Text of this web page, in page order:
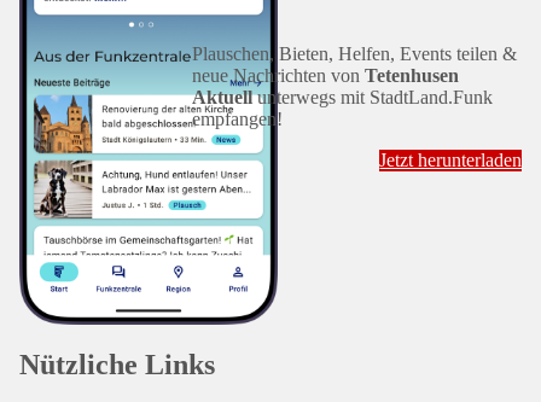
Plauschen, Bieten, Helfen, Events teilen &
neue Nachrichten vonTetenhusen
Aktuellunterwegs mit StadtLand.Funk
empfangen!
Jetzt herunterladen
Nützliche Links